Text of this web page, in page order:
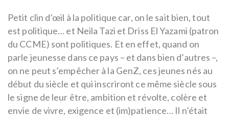
Petit clin d’œil à la politique car, on le sait bien, tout
est politique… et Neila Tazi et Driss El Yazami (patron
du CCME) sont politiques. Et en effet, quand on
parle jeunesse dans ce pays – et dans bien d’autres –,
on ne peut s’empêcher à la GenZ, ces jeunes nés au
début du siècle et qui inscriront ce même siècle sous
le signe de leur être, ambition et révolte, colère et
envie de vivre, exigence et (im)patience… Il n’était